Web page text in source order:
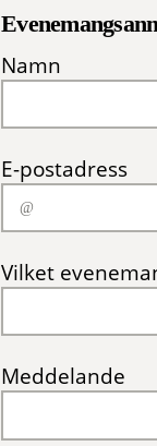
Namn
E-postadress
Vilket
Meddelande